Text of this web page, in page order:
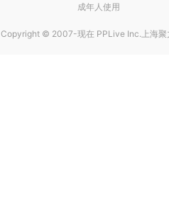
成年人使用
Copyright © 2007-现在 PPLive Inc.上海